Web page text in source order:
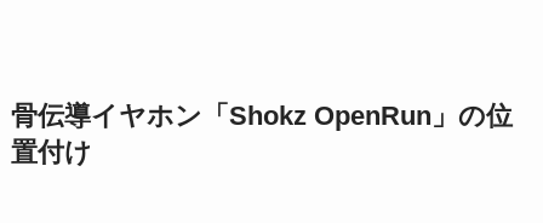
骨伝導イヤホン「Shokz OpenRun」の位
置付け